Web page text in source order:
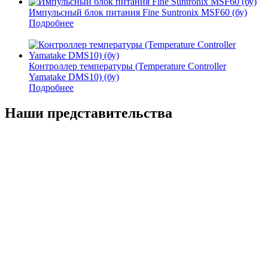
Импульсный блок питания Fine Suntronix MSF60 (бу)
Подробнее
Контроллер температуры (Temperature Controller
Yamatake DMS10) (бу)
Подробнее
Наши представительства